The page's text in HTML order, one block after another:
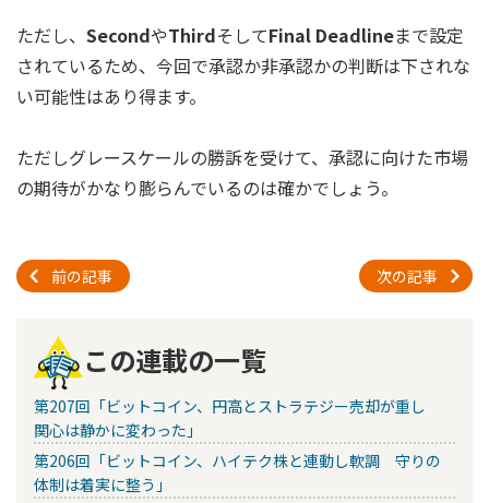
ただし、 SecondやThirdそしてFinal Deadlineまで設定
されているため、今回で承認か非承認かの判断は下されな
い可能性はあり得ます。
ただしグレースケールの勝訴を受けて、承認に向けた市場
の期待がかなり膨らんでいるのは確かでしょう。
前の記事 次の記事
この連載の一覧
第207回「ビットコイン、円高とストラテジー売却が重し
関心は静かに変わった」
第206回「ビットコイン、ハイテク株と連動し軟調 守りの
体制は着実に整う」